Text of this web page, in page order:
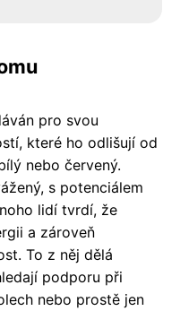
pro svou
které ho odlišují od
nebo červený.
s potenciálem
lidí tvrdí, že
a zároveň
To z něj dělá
podporu při
nebo prostě jen